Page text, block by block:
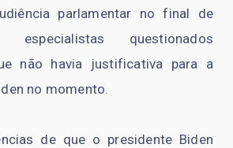
parlamentar no final de
questionados
não havia justificativa para a
no momento.
de que o presidente Biden